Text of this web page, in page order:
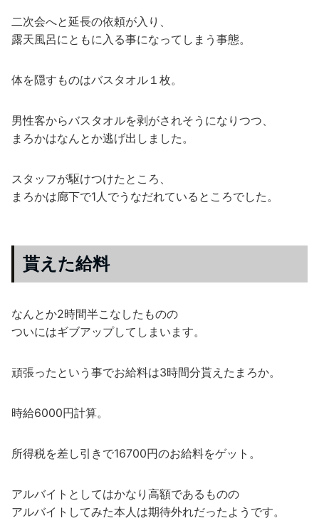
二次会へと延長の依頼が入り、
露天風呂にともに入る事になってしまう事態。
体を隠すものはバスタオル１枚。
男性客からバスタオルを剥がされそうになりつつ、
まろかはなんとか逃げ出しました。
スタッフが駆けつけたところ、
まろかは廊下で1人でうなだれているところでした。
貰えた給料
なんとか2時間半こなしたものの
ついにはギブアップしてしまいます。
頑張ったという事でお給料は3時間分貰えたまろか。
時給6000円計算。
所得税を差し引きで16700円のお給料をゲット。
アルバイトとしてはかなり高額であるものの
アルバイトしてみた本人は期待外れだったようです。